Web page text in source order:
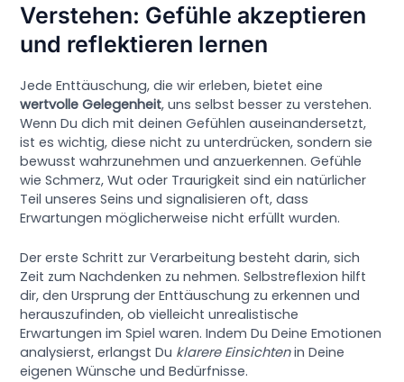
Verstehen: Gefühle akzeptieren
und reflektieren lernen
Jede Enttäuschung, die wir erleben, bietet eine
wertvolle Gelegenheit, uns selbst besser zu verstehen.
Wenn Du dich mit deinen Gefühlen auseinandersetzt,
ist es wichtig, diese nicht zu unterdrücken, sondern sie
bewusst wahrzunehmen und anzuerkennen. Gefühle
wie Schmerz, Wut oder Traurigkeit sind ein natürlicher
Teil unseres Seins und signalisieren oft, dass
Erwartungen möglicherweise nicht erfüllt wurden.
Der erste Schritt zur Verarbeitung besteht darin, sich
Zeit zum Nachdenken zu nehmen. Selbstreflexion hilft
dir, den Ursprung der Enttäuschung zu erkennen und
herauszufinden, ob vielleicht unrealistische
Erwartungen im Spiel waren. Indem Du Deine Emotionen
analysierst, erlangst Du klarere Einsichtenin Deine
eigenen Wünsche und Bedürfnisse.